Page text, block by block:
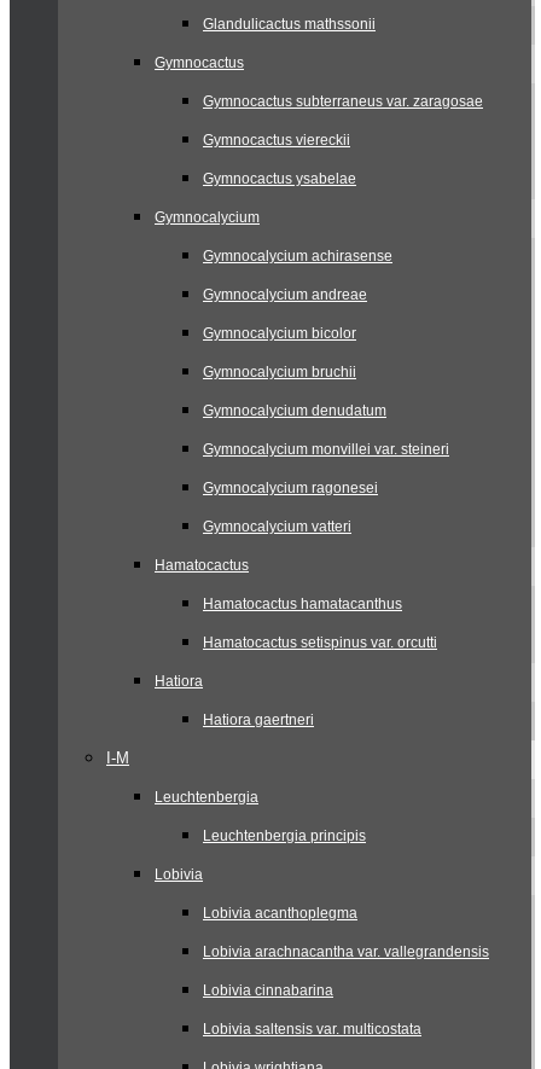
Glandulicactus mathssonii
Gymnocactus
Gymnocactus subterraneus var. zaragosae
Gymnocactus viereckii
Gymnocactus ysabelae
Gymnocalycium
Gymnocalycium achirasense
Gymnocalycium andreae
Gymnocalycium bicolor
Gymnocalycium bruchii
Gymnocalycium denudatum
Gymnocalycium monvillei var. steineri
Gymnocalycium ragonesei
Gymnocalycium vatteri
Hamatocactus
Hamatocactus hamatacanthus
Hamatocactus setispinus var. orcutti
Hatiora
Hatiora gaertneri
I-M
Leuchtenbergia
Leuchtenbergia principis
Lobivia
Lobivia acanthoplegma
Lobivia arachnacantha var. vallegrandensis
Lobivia cinnabarina
Lobivia saltensis var. multicostata